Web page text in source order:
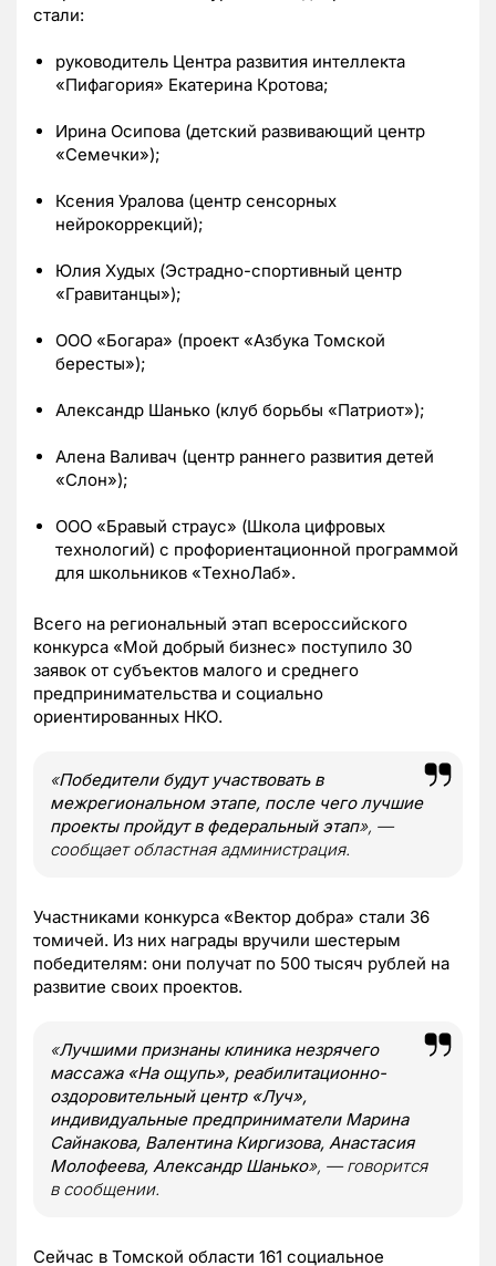
стали:
руководитель Центра развития интеллекта
«Пифагория» Екатерина Кротова;
Ирина Осипова (детский развивающий центр
«Семечки»);
Ксения Уралова (центр сенсорных
нейрокоррекций);
Юлия Худых (Эстрадно-спортивный центр
«Гравитанцы»);
ООО «Богара» (проект «Азбука Томской
бересты»);
Александр Шанько (клуб борьбы «Патриот»);
Алена Валивач (центр раннего развития детей
«Слон»);
ООО «Бравый страус» (Школа цифровых
технологий) с профориентационной программой
для школьников «ТехноЛаб».
Всего на региональный этап всероссийского
конкурса «Мой добрый бизнес» поступило 30
заявок от субъектов малого и среднего
предпринимательства и социально
ориентированных НКО.
«Победители будут участвовать в
межрегиональном этапе, после чего лучшие
проекты пройдут в федеральный этап», —
сообщает областная администрация.
Участниками конкурса «Вектор добра» стали 36
томичей. Из них награды вручили шестерым
победителям: они получат по 500 тысяч рублей на
развитие своих проектов.
«Лучшими признаны клиника незрячего
массажа «На ощупь», реабилитационно-
оздоровительный центр «Луч»,
индивидуальные предприниматели Марина
Сайнакова, Валентина Киргизова, Анастасия
Молофеева, Александр Шанько», — говорится
в сообщении.
Сейчас в Томской области 161 социальное